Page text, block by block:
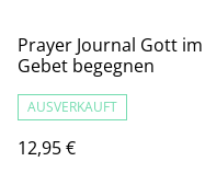
Prayer Journal Gott im
Gebet begegnen
AUSVERKAUFT
12,95 €